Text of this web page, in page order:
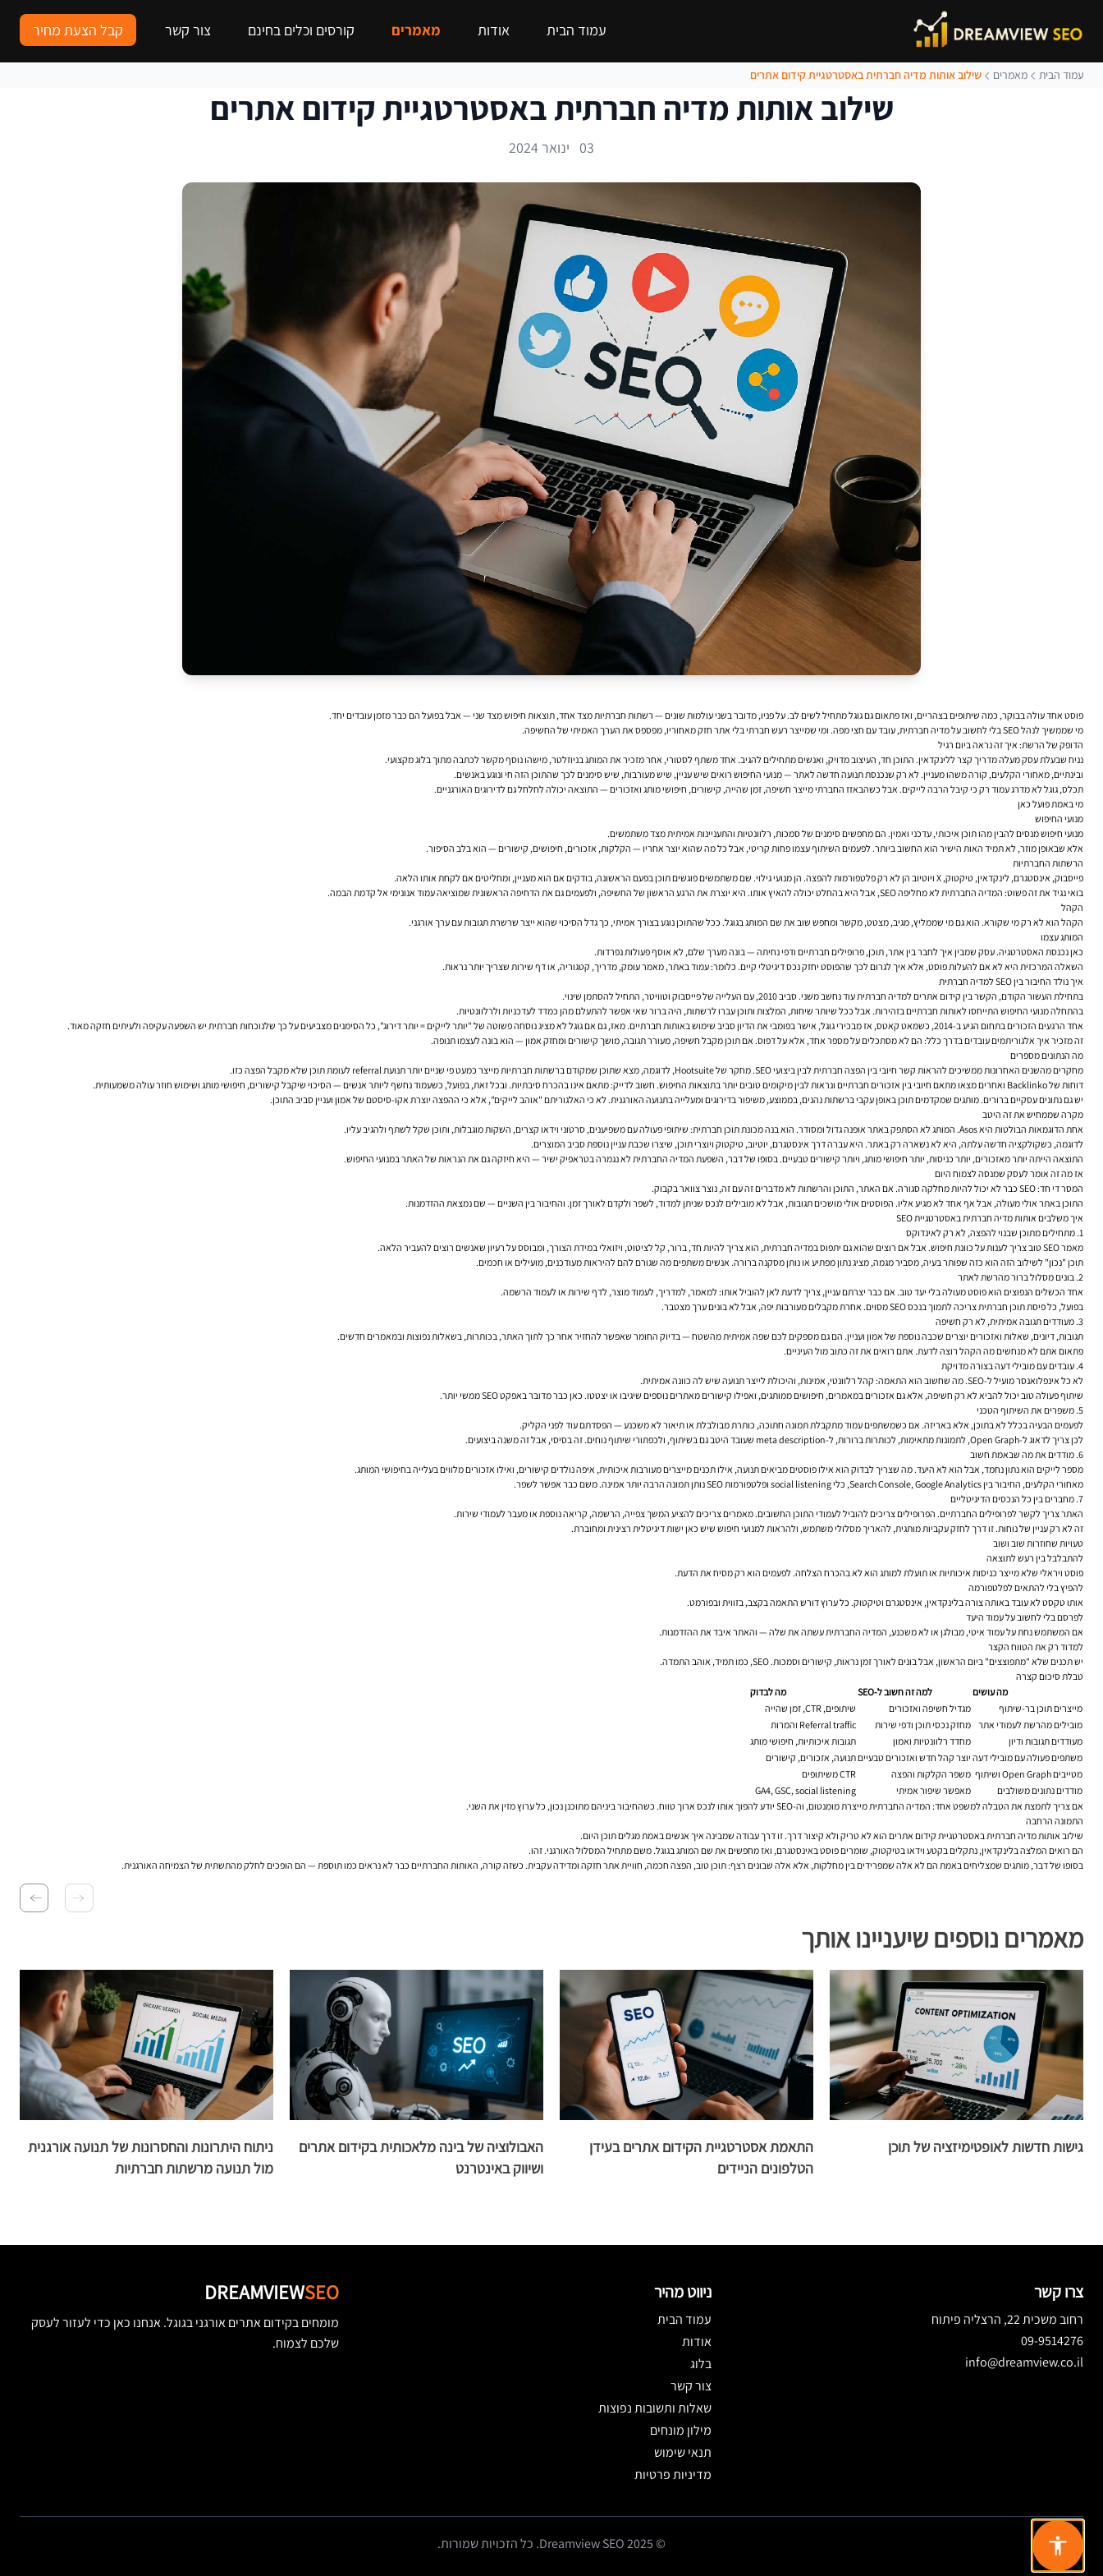
עמוד הבית אודות מאמרים קורסים וכלים בחינם צור קשר קבל הצעת מחיר
עמוד הבית מאמרים שילוב אותות מדיה חברתית באסטרטגיית קידום אתרים
שילוב אותות מדיה חברתית באסטרטגיית קידום אתרים
03 ינואר 2024
פוסט אחד עולה בבוקר, כמה שיתופים בצהריים, ואז פתאום גם גוגל מתחיל לשים לב. על פניו, מדובר בשני עולמות שונים — רשתות חברתיות מצד אחד, תוצאות חיפוש מצד שני — אבל בפועל הם כבר מזמן עובדים יחד.
מי שממשיך לנהל SEO בלי לחשוב על מדיה חברתית, עובד עם חצי מפה. ומי שמייצר רעש חברתי בלי אתר חזק מאחוריו, מפספס את הערך האמיתי של החשיפה.
הדופק של הרשת: איך זה נראה ביום רגיל
נניח שבעלת עסק מעלה מדריך קצר ללינקדאין. התוכן חד, העיצוב מדויק, ואנשים מתחילים להגיב. אחד משתף לסטורי, אחר מזכיר את המותג בניוזלטר, מישהו נוסף מקשר לכתבה מתוך בלוג מקצועי.
ובינתיים, מאחורי הקלעים, קורה משהו מעניין. לא רק שנכנסת תנועה חדשה לאתר — מנועי החיפוש רואים שיש עניין, שיש מעורבות, שיש סימנים לכך שהתוכן הזה חי ונוגע באנשים.
תכלס, גוגל לא מדרג עמוד רק כי קיבל הרבה לייקים. אבל כשהבאזז החברתי מייצר חשיפה, זמן שהייה, קישורים, חיפושי מותג ואזכורים — התוצאה יכולה לחלחל גם לדירוגים האורגניים.
מי באמת פועל כאן
מנועי החיפוש
מנועי חיפוש מנסים להבין מהו תוכן איכותי, עדכני ואמין. הם מחפשים סימנים של סמכות, רלוונטיות והתעניינות אמיתית מצד משתמשים.
אלא שבאופן מוזר, לא תמיד האות הישיר הוא החשוב ביותר. לפעמים השיתוף עצמו פחות קריטי, אבל כל מה שהוא יוצר אחריו — הקלקות, אזכורים, חיפושים, קישורים — הוא בלב הסיפור.
הרשתות החברתיות
פייסבוק, אינסטגרם, לינקדאין, טיקטוק, X ויוטיוב הן לא רק פלטפורמות להפצה. הן מנועי גילוי. שם משתמשים פוגשים תוכן בפעם הראשונה, בודקים אם הוא מעניין, ומחליטים אם לקחת אותו הלאה.
בואי נגיד את זה פשוט: המדיה החברתית לא מחליפה SEO, אבל היא בהחלט יכולה להאיץ אותו. היא יוצרת את הרגע הראשון של החשיפה, ולפעמים גם את הדחיפה הראשונית שמוציאה עמוד אנונימי אל קדמת הבמה.
הקהל
הקהל הוא לא רק מי שקורא. הוא גם מי שממליץ, מגיב, מצטט, מקשר ומחפש שוב את שם המותג בגוגל. ככל שהתוכן נוגע בצורך אמיתי, כך גדל הסיכוי שהוא ייצר שרשרת תגובות עם ערך אורגני.
המותג עצמו
כאן נכנסת האסטרטגיה. עסק שמבין איך לחבר בין אתר, תוכן, פרופילים חברתיים ודפי נחיתה — בונה מערך שלם, לא אוסף פעולות נפרדות.
השאלה המרכזית היא לא אם להעלות פוסט, אלא איך לגרום לכך שהפוסט יחזק נכס דיגיטלי קיים. כלומר: עמוד באתר, מאמר עומק, מדריך, קטגוריה, או דף שירות שצריך יותר נראות.
איך נולד החיבור בין SEO למדיה חברתית
בתחילת העשור הקודם, הקשר בין קידום אתרים למדיה חברתית עוד נחשב משני. סביב 2010, עם העלייה של פייסבוק וטוויטר, התחיל להסתמן שינוי.
בהתחלה מנועי החיפוש התייחסו לאותות חברתיים בזהירות. אבל ככל שיותר שיחות, המלצות ותוכן עברו לרשתות, היה ברור שאי אפשר להתעלם מהן כמדד לעדכניות ולרלוונטיות.
אחד הרגעים הזכורים בתחום הגיע ב-2014, כשמאט קאטס, אז מבכירי גוגל, אישר בפומבי את הדיון סביב שימוש באותות חברתיים. מאז, גם אם גוגל לא מציג נוסחה פשוטה של "יותר לייקים = יותר דירוג", כל הסימנים מצביעים על כך שלנוכחות חברתית יש השפעה עקיפה ולעיתים חזקה מאוד.
זה מזכיר איך אלגוריתמים עובדים בדרך כלל: הם לא מסתכלים על מספר אחד, אלא על דפוס. אם תוכן מקבל חשיפה, מעורר תגובה, מושך קישורים ומחזק אמון — הוא בונה לעצמו תנופה.
מה הנתונים מספרים
מחקרים מהשנים האחרונות ממשיכים להראות קשר חיובי בין הפצה חברתית לבין ביצועי SEO. מחקר של Hootsuite, לדוגמה, מצא שתוכן שמקודם ברשתות חברתיות מייצר כמעט פי שניים יותר תנועת referral לעומת תוכן שלא מקבל הפצה כזו.
דוחות של Backlinko ואחרים מצאו מתאם חיובי בין אזכורים חברתיים ונראות לבין מיקומים טובים יותר בתוצאות החיפוש. חשוב לדייק: מתאם אינו בהכרח סיבתיות. ובכל זאת, בפועל, כשעמוד נחשף ליותר אנשים — הסיכוי שיקבל קישורים, חיפושי מותג ושימוש חוזר עולה משמעותית.
יש גם נתונים עסקיים ברורים. מותגים שמקדמים תוכן באופן עקבי ברשתות נהנים, בממוצע, משיפור בדירוגים ומעלייה בתנועה האורגנית. לא כי האלגוריתם "אוהב לייקים", אלא כי ההפצה יוצרת אקו-סיסטם של אמון ועניין סביב התוכן.
מקרה שממחיש את זה היטב
אחת הדוגמאות הבולטות היא Asos. המותג לא הסתפק באתר אופנה גדול ומסודר. הוא בנה מכונת תוכן חברתית: שיתופי פעולה עם משפיענים, סרטוני וידאו קצרים, השקות מוגבלות, ותוכן שקל לשתף ולהגיב עליו.
לדוגמה, כשקולקציה חדשה עלתה, היא לא נשארה רק באתר. היא עברה דרך אינסטגרם, יוטיוב, טיקטוק ויוצרי תוכן, שיצרו שכבת עניין נוספת סביב המוצרים.
התוצאה הייתה יותר מאזכורים, יותר כניסות, יותר חיפושי מותג, ויותר קישורים טבעיים. בסופו של דבר, השפעת המדיה החברתית לא נגמרה בטראפיק ישיר — היא חיזקה גם את הנראות של האתר במנועי החיפוש.
אז מה זה אומר לעסק שמנסה לצמוח היום
המסר די חד: SEO כבר לא יכול להיות מחלקה סגורה. אם האתר, התוכן והרשתות לא מדברים זה עם זה, נוצר צוואר בקבוק.
התוכן באתר אולי מעולה, אבל אף אחד לא מגיע אליו. הפוסטים אולי מושכים תגובות, אבל לא מובילים לנכס שניתן למדוד, לשפר ולקדם לאורך זמן. והחיבור בין השניים — שם נמצאת ההזדמנות.
איך משלבים אותות מדיה חברתית באסטרטגיית SEO
1. מתחילים מתוכן שבנוי להפצה, לא רק לאינדוקס
מאמר SEO טוב צריך לענות על כוונת חיפוש. אבל אם רוצים שהוא גם יתפוס במדיה חברתית, הוא צריך להיות חד, ברור, קל לציטוט, ויזואלי במידת הצורך, ומבוסס על רעיון שאנשים רוצים להעביר הלאה.
תוכן "נכון" לשילוב הזה הוא כזה שפותר בעיה, מסביר מגמה, מציג נתון מפתיע או נותן מסקנה ברורה. אנשים משתפים מה שגורם להם להיראות מעודכנים, מועילים או חכמים.
2. בונים מסלול ברור מהרשת לאתר
אחד הכשלים הנפוצים הוא פוסט מעולה בלי יעד טוב. אם כבר יצרתם עניין, צריך לדעת לאן להוביל אותו: למאמר, למדריך, לעמוד מוצר, לדף שירות או לעמוד הרשמה.
בפועל, כל פיסת תוכן חברתית צריכה לתמוך בנכס SEO מסוים. אחרת מקבלים מעורבות יפה, אבל לא בונים ערך מצטבר.
3. מעודדים תגובה אמיתית, לא רק חשיפה
תגובות, דיונים, שאלות ואזכורים יוצרים שכבה נוספת של אמון ועניין. הם גם מספקים לכם שפה אמיתית מהשטח — בדיוק החומר שאפשר להחזיר אחר כך לתוך האתר, בכותרות, בשאלות נפוצות ובמאמרים חדשים.
פתאום אתם לא מנחשים מה הקהל רוצה לדעת. אתם רואים את זה כתוב מול העיניים.
4. עובדים עם מובילי דעה בצורה מדויקת
לא כל אינפלואנסר מועיל ל-SEO. מה שחשוב הוא התאמה: קהל רלוונטי, אמינות, והיכולת לייצר תנועה שיש לה כוונה אמיתית.
שיתוף פעולה טוב יכול להביא לא רק חשיפה, אלא גם אזכורים במאמרים, חיפושים ממותגים, ואפילו קישורים מאתרים נוספים שיגיבו או יצטטו. כאן כבר מדובר באפקט SEO ממשי יותר.
5. משפרים את השיתוף הטכני
לפעמים הבעיה בכלל לא בתוכן, אלא באריזה. אם כשמשתפים עמוד מתקבלת תמונה חתוכה, כותרת מבולבלת או תיאור לא משכנע — הפסדתם עוד לפני הקליק.
לכן צריך לדאוג ל-Open Graph, לתמונות מתאימות, לכותרות ברורות, ל-meta description שעובד היטב גם בשיתוף, ולכפתורי שיתוף נוחים. זה בסיסי, אבל זה משנה ביצועים.
6. מודדים את מה שבאמת חשוב
מספר לייקים הוא נתון נחמד, אבל הוא לא היעד. מה שצריך לבדוק הוא אילו פוסטים מביאים תנועה, אילו תכנים מייצרים מעורבות איכותית, איפה נולדים קישורים, ואילו אזכורים מלווים בעלייה בחיפושי המותג.
מאחורי הקלעים, החיבור בין Search Console, Google Analytics, כלי social listening ופלטפורמות SEO נותן תמונה הרבה יותר אמינה. משם כבר אפשר לשפר.
7. מחברים בין כל הנכסים הדיגיטליים
האתר צריך לקשר לפרופילים החברתיים. הפרופילים צריכים להוביל לעמודי התוכן החשובים. מאמרים צריכים להציע המשך צפייה, הרשמה, קריאה נוספת או מעבר לעמודי שירות.
זה לא רק עניין של נוחות. זו דרך לחזק עקביות מותגית, להאריך מסלולי משתמש, ולהראות למנועי חיפוש שיש כאן ישות דיגיטלית רצינית ומחוברת.
טעויות שחוזרות שוב ושוב
להתבלבל בין רעש לתוצאה
פוסט ויראלי שלא מייצר כניסות איכותיות או תועלת למותג הוא לא בהכרח הצלחה. לפעמים הוא רק מסיח את הדעת.
להפיץ בלי להתאים לפלטפורמה
אותו טקסט לא עובד באותה צורה בלינקדאין, אינסטגרם וטיקטוק. כל ערוץ דורש התאמה בקצב, בזווית ובפורמט.
לפרסם בלי לחשוב על עמוד היעד
אם המשתמש נחת על עמוד איטי, מבולגן או לא משכנע, המדיה החברתית עשתה את שלה — והאתר איבד את ההזדמנות.
למדוד רק את הטווח הקצר
יש תכנים שלא "מתפוצצים" ביום הראשון, אבל בונים לאורך זמן נראות, קישורים וסמכות. SEO, כמו תמיד, אוהב התמדה.
טבלת סיכום קצרה
מה עושים
למה זה חשוב ל-SEO
מה לבדוק
מייצרים תוכן בר-שיתוף
מגדיל חשיפה ואזכורים
שיתופים, CTR, זמן שהייה
מובילים מהרשת לעמודי אתר מחזק נכסי תוכן ודפי שירות
Referral traffic והמרות
מעודדים תגובות ודיון
מחדד רלוונטיות ואמון
תגובות איכותיות, חיפושי מותג
משתפים פעולה עם מובילי דעה יוצר קהל חדש ואזכורים טבעייםתנועה, אזכורים, קישורים
מטייבים Open Graph ושיתוף
משפר הקלקות והפצה
CTR משיתופים
מודדים נתונים משולבים
מאפשר שיפור אמיתי
GA4, GSC, social listening
אם צריך לתמצת את הטבלה למשפט אחד: המדיה החברתית מייצרת מומנטום, וה-SEO יודע להפוך אותו לנכס ארוך טווח. כשהחיבור ביניהם מתוכנן נכון, כל ערוץ מזין את השני.
התמונה הרחבה
שילוב אותות מדיה חברתית באסטרטגיית קידום אתרים הוא לא טריק ולא קיצור דרך. זו דרך עבודה שמבינה איך אנשים באמת מגלים תוכן היום.
הם רואים המלצה בלינקדאין, נתקלים בקטע וידאו בטיקטוק, שומרים פוסט באינסטגרם, ואז מחפשים את שם המותג בגוגל. משם מתחיל המסלול האורגני. זהו.
בסופו של דבר, מותגים שמצליחים באמת הם לא אלה שמפרידים בין מחלקות, אלא אלה שבונים רצף: תוכן טוב, הפצה חכמה, חוויית אתר חזקה ומדידה עקבית. כשזה קורה, האותות החברתיים כבר לא נראים כמו תוספת — הם הופכים לחלק מהתשתית של הצמיחה האורגנית.
מאמרים נוספים שיעניינו אותך
גישות חדשות לאופטימיזציה של תוכן
התאמת אסטרטגיית הקידום אתרים בעידן
הטלפונים הניידים
האבולוציה של בינה מלאכותית בקידום אתרים
ושיווק באינטרנט
ניתוח היתרונות והחסרונות של תנועה אורגנית
מול תנועה מרשתות חברתיות
צרו קשר
רחוב משכית 22, הרצליה פיתוח
09-9514276
info@dreamview.co.il
ניווט מהיר
עמוד הבית
אודות
בלוג
צור קשר
שאלות ותשובות נפוצות
מילון מונחים
תנאי שימוש
מדיניות פרטיות
DREAMVIEWSEO
מומחים בקידום אתרים אורגני בגוגל. אנחנו כאן כדי לעזור לעסק
שלכם לצמוח.
© 2025 Dreamview SEO. כל הזכויות שמורות.